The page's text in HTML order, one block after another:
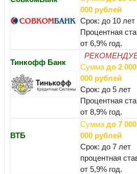
000 рублей
Срок: до 10 лет
Процентная
от 6,9% год.
Тинкофф Банк
Сумма до 2 000
000 рублей
Срок: до 5 лет
Процентная
от 8,9% год.
ВТБ
Сумма до 7 000
000 рублей
Срок: до 7 лет
процентная
от 5,9% год.